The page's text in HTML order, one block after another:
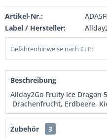
Artikel-Nr.:
Label / Hersteller:
Gefahrenhinweise nach CLP:
Beschreibung
Allday2Go Fruity Ice Dragon
Drachenfrucht, Erdbeere,
Zubehör
3